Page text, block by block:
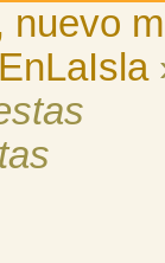
nuevo